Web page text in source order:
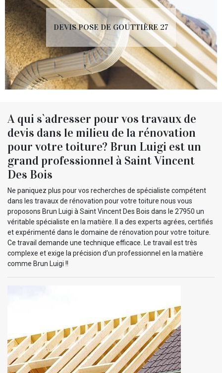
DEVIS POSE DE GOUTTIÈRE 27
A qui s`adresser pour vos travaux de
devis dans le milieu de la rénovation
pour votre toiture? Brun Luigi est un
grand professionnel à Saint Vincent
Des Bois
Ne paniquez plus pour vos recherches de spécialiste compétent
dans les travaux de rénovation pour votre toiture nous vous
proposons Brun Luigi à Saint Vincent Des Bois dans le 27950 un
véritable spécialiste en la matière. Il a des experts agrées, certifiés
et expérimenté dans le domaine de rénovation pour votre toiture.
Ce travail demande une technique efficace. Le travail est très
complexe et exige la précision d’un professionnel en la matière
comme Brun Luigi !!